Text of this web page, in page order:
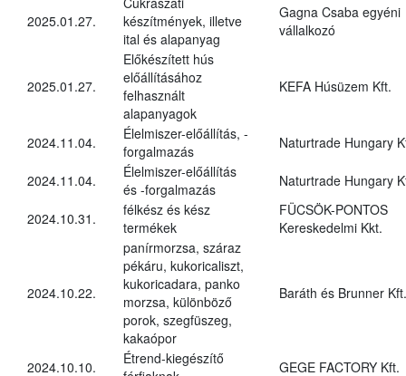
2025.01.27.
készítmények, illetve
ital és alapanyag
Gagna Csaba egyéni
vállalkozó
2025.01.27.
Előkészített hús
előállításához
felhasznált
alapanyagok
KEFA Húsüzem Kft.
2024.11.04.
Élelmiszer-előállítás, -
forgalmazás
Naturtrade Hungary
2024.11.04.
Élelmiszer-előállítás
és -forgalmazás
Naturtrade Hungary
2024.10.31.
félkész és kész
termékek
FÜCSÖK-PONTOS
Kereskedelmi Kkt.
2024.10.22.
panírmorzsa, száraz
pékáru, kukoricaliszt,
kukoricadara, panko
morzsa, különböző
porok, szegfüszeg,
kakaópor
Baráth és Brunner Kft.
2024.10.10.
Étrend-kiegészítő
GEGE FACTORY Kft.